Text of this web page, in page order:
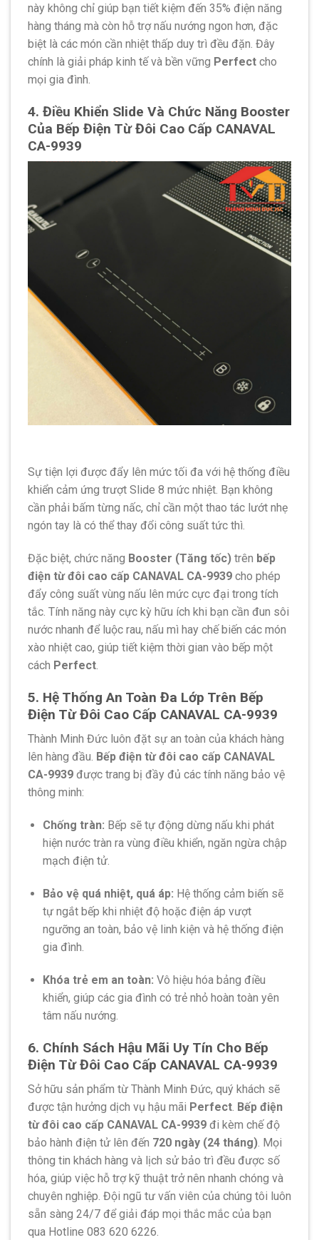
này không chỉ giúp bạn tiết kiệm đến 35% điện năng
hàng tháng mà còn hỗ trợ nấu nướng ngon hơn, đặc
biệt là các món cần nhiệt thấp duy trì đều đặn. Đây
chính là giải pháp kinh tế và bền vững Perfect cho
mọi gia đình.
4. Điều Khiển Slide Và Chức Năng Booster
Của Bếp Điện Từ Đôi Cao Cấp CANAVAL
CA-9939
Sự tiện lợi được đẩy lên mức tối đa với hệ thống điều
khiển cảm ứng trượt Slide 8 mức nhiệt. Bạn không
cần phải bấm từng nấc, chỉ cần một thao tác lướt nhẹ
ngón tay là có thể thay đổi công suất tức thì.
Đặc biệt, chức năng Booster (Tăng tốc) trên bếp
điện từ đôi cao cấp CANAVAL CA-9939 cho phép
đẩy công suất vùng nấu lên mức cực đại trong tích
tắc. Tính năng này cực kỳ hữu ích khi bạn cần đun sôi
nước nhanh để luộc rau, nấu mì hay chế biến các món
xào nhiệt cao, giúp tiết kiệm thời gian vào bếp một
cách Perfect.
5. Hệ Thống An Toàn Đa Lớp Trên Bếp
Điện Từ Đôi Cao Cấp CANAVAL CA-9939
Thành Minh Đức luôn đặt sự an toàn của khách hàng
lên hàng đầu. Bếp điện từ đôi cao cấp CANAVAL
CA-9939 được trang bị đầy đủ các tính năng bảo vệ
thông minh:
Chống tràn: Bếp sẽ tự động dừng nấu khi phát
hiện nước tràn ra vùng điều khiển, ngăn ngừa chập
mạch điện tử.
Bảo vệ quá nhiệt, quá áp: Hệ thống cảm biến sẽ
tự ngắt bếp khi nhiệt độ hoặc điện áp vượt
ngưỡng an toàn, bảo vệ linh kiện và hệ thống điện
gia đình.
Khóa trẻ em an toàn: Vô hiệu hóa bảng điều
khiển, giúp các gia đình có trẻ nhỏ hoàn toàn yên
tâm nấu nướng.
6. Chính Sách Hậu Mãi Uy Tín Cho Bếp
Điện Từ Đôi Cao Cấp CANAVAL CA-9939
Sở hữu sản phẩm từ Thành Minh Đức, quý khách sẽ
được tận hưởng dịch vụ hậu mãi Perfect. Bếp điện
từ đôi cao cấp CANAVAL CA-9939 đi kèm chế độ
bảo hành điện tử lên đến 720 ngày (24 tháng). Mọi
thông tin khách hàng và lịch sử bảo trì đều được số
hóa, giúp việc hỗ trợ kỹ thuật trở nên nhanh chóng và
chuyên nghiệp. Đội ngũ tư vấn viên của chúng tôi luôn
sẵn sàng 24/7 để giải đáp mọi thắc mắc của bạn
qua Hotline 083 620 6226.